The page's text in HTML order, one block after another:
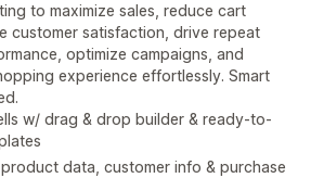
to maximize sales, reduce cart
customer satisfaction, drive repeat
optimize campaigns, and
experience effortlessly. Smart
w/ drag & drop builder & ready-to-
data, customer info & purchase